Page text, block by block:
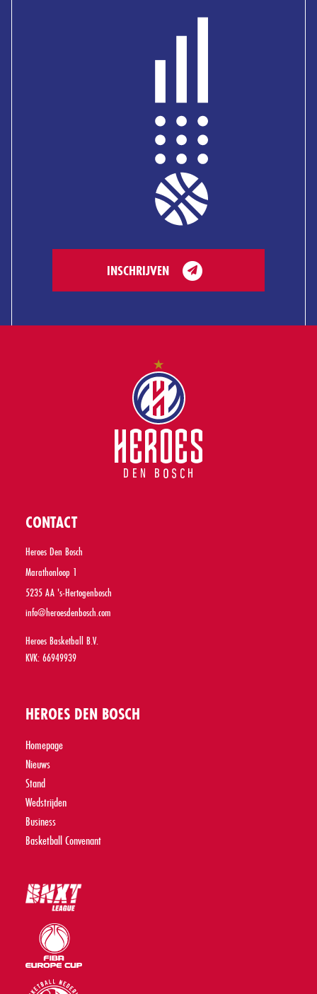
INSCHRIJVEN
CONTACT
Heroes Den Bosch
Marathonloop 1
5235 AA 's-Hertogenbosch
info@heroesdenbosch.com
Heroes Basketball B.V.
KVK: 66949939
HEROES DEN BOSCH
Homepage
Nieuws
Stand
Wedstrijden
Business
Basketball Convenant